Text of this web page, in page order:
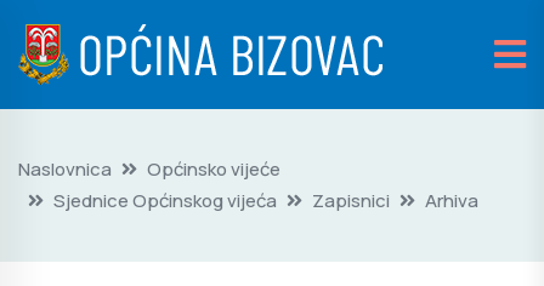
Naslovnica
Općinsko vijeće
Sjednice Općinskog vijeća
Zapisnici Arhiva